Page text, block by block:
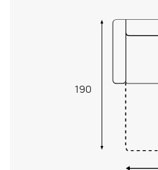
190